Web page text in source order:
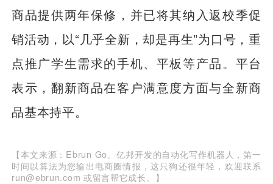
商品提供两年保修，并已将其纳入返校季促
销活动，以“几乎全新，却是再生”为口号，重
点推广学生需求的手机、平板等产品。平台
表示，翻新商品在客户满意度方面与全新商
品基本持平。
【本文来源：Ebrun Go。亿邦开发的自动化写作机器人，第一
时间以算法为您输出电商圈情报，这只狗还很年轻，欢迎联系
run@ebrun.com 或留言帮它成长。】